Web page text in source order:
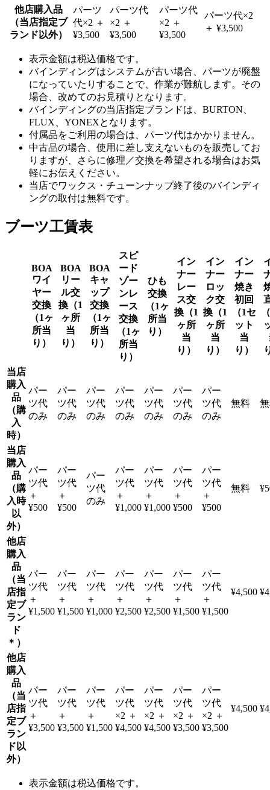
他店購入品
（当店指定ブ
ランド以外）
パーツ
代×2 ＋
¥3,500
パーツ代
×2 ＋
¥3,500
パーツ代
×2 ＋
¥3,500
パーツ代×2
＋ ¥3,500
表示金額は税込価格です。
バインディングはシステムが古い場合、パーツが廃盤
になっていたりすることで、作業が難航します。その
場合、改めてのお見積りとなります。
バインディングの当店指定ブランドは、BURTON、
FLUX、YONEXとなります。
付属品をご利用の場合は、パーツ代はかかりません。
中古品の場合、使用に差し支えないものを販売してお
りますが、さらに修理／交換を希望される場合はお気
軽にお伝えください。
当店でワックス・チューンナップ終了後のバインディ
ングの取付は無料です。
ブーツ工賃表
BOA
ワイ
ヤー
交換
（1ヶ
所当
り）
BOA
リー
ル交
換 （1
ヶ所
当
り）
BOA
キャ
ップ
交換
（1ヶ
所当
り）
スピ
ード
ゾー
ンレ
ース
交換
（1ヶ
所当
り）
ひも
交換
（1ヶ
所当
り）
イン
ナー
レー
ス交
換 （1
ヶ所
当
り）
イン
ナー
ロッ
ク交
換 （1
ヶ所
当
り）
イン
ナー
焼き
初回
（1セ
ット
当
り）
当店
購入
品
（購
入
時）
パー
ツ代
のみ
パー
ツ代
のみ
パー
ツ代
のみ
パー
ツ代
のみ
パー
ツ代
のみ
パー
ツ代
のみ
パー
ツ代
のみ
無料
当店
購入
品
（購
入時
以
外）
パー
ツ代
＋
¥500
パー
ツ代
＋
¥500
パー
ツ代
のみ
パー
ツ代
＋
¥1,000
パー
ツ代
＋
¥1,000
パー
ツ代
＋
¥500
パー
ツ代
＋
¥500
無料
他店
購入
品
（当
店指
定ブ
ラン
ド
＊）
パー
ツ代
＋
¥1,500
パー
ツ代
＋
¥1,500
パー
ツ代
＋
¥1,000
パー
ツ代
＋
¥2,500
パー
ツ代
＋
¥2,500
パー
ツ代
＋
¥1,500
パー
ツ代
＋
¥1,500
¥4,500
他店
購入
品
（当
店指
定ブ
ラン
ド以
外）
パー
ツ代
＋
¥3,500
パー
ツ代
＋
¥3,500
パー
ツ代
＋
¥1,500
パー
ツ代
×2 ＋
¥4,500
パー
ツ代
×2 ＋
¥4,500
パー
ツ代
×2 ＋
¥3,500
パー
ツ代
×2 ＋
¥3,500
¥4,500
表示金額は税込価格です。